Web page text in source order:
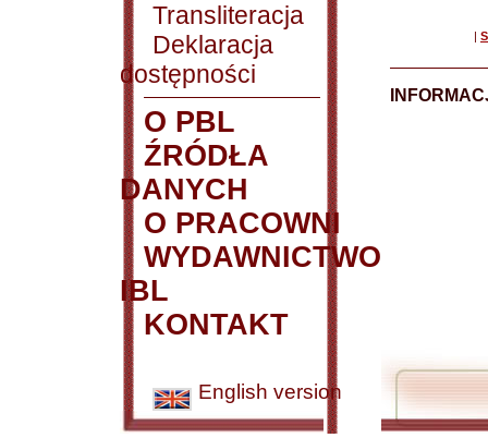
Transliteracja
Deklaracja
dostępności
O PBL
ŹRÓDŁA
DANYCH
O PRACOWNI
WYDAWNICTWO
IBL
KONTAKT
English version
|